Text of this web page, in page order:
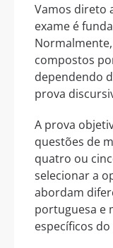
Vamos direto
exame é
compostos
dependendo
prova
A prova
questões de
quatro ou
selecionar a
abordam
portuguesa e
específicos